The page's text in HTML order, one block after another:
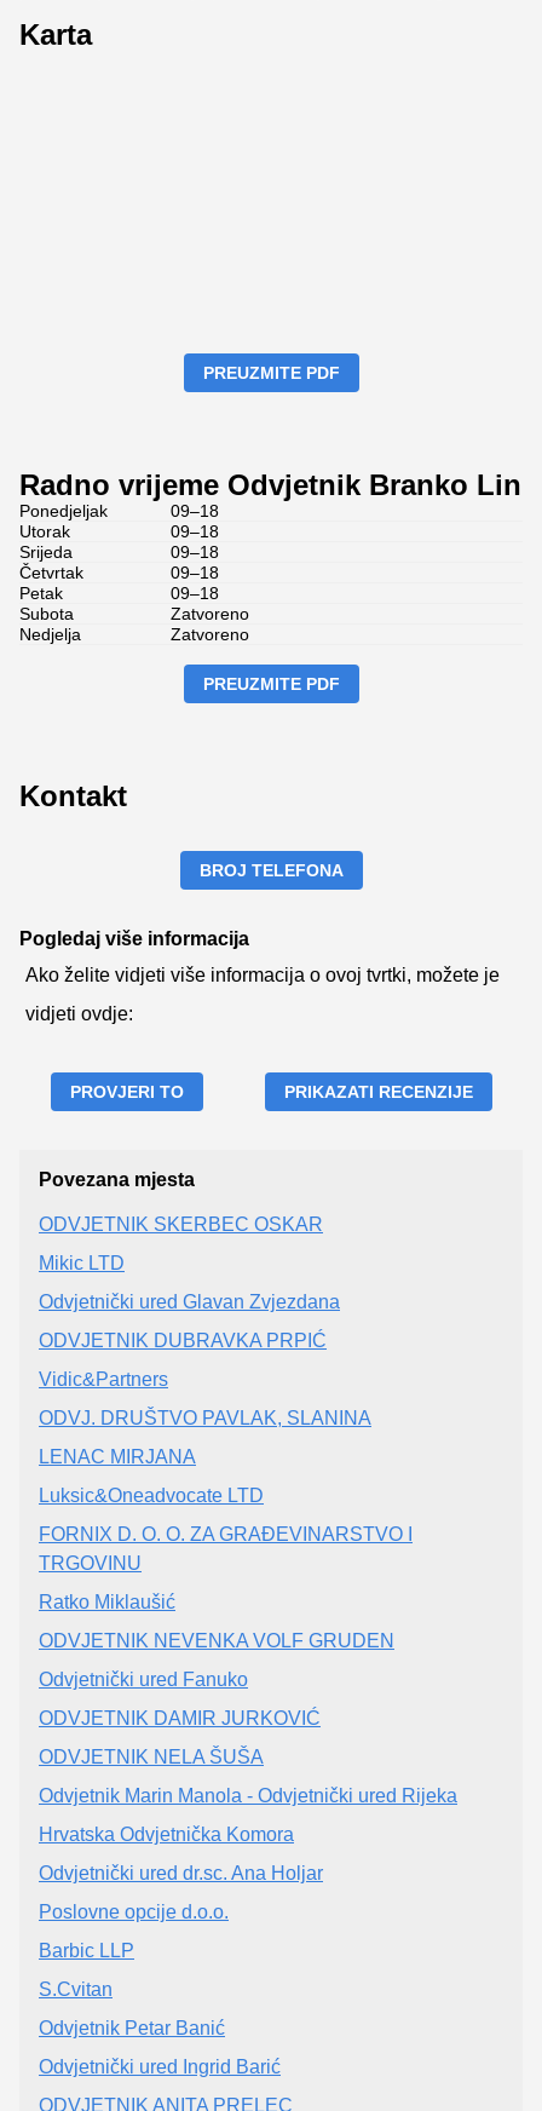
Karta
PREUZMITE PDF
Radno vrijeme Odvjetnik Branko Lin
Ponedjeljak
09–18
Utorak
09–18
Srijeda
09–18
Četvrtak
09–18
Petak
09–18
Subota
Zatvoreno
Nedjelja
Zatvoreno
PREUZMITE PDF
Kontakt
BROJ TELEFONA
Pogledaj više informacija
Ako želite vidjeti više informacija o ovoj tvrtki, možete je
vidjeti ovdje:
PROVJERI TO PRIKAZATI RECENZIJE
Povezana mjesta
ODVJETNIK SKERBEC OSKAR
Mikic LTD
Odvjetnički ured Glavan Zvjezdana
ODVJETNIK DUBRAVKA PRPIĆ
Vidic&Partners
ODVJ. DRUŠTVO PAVLAK, SLANINA
LENAC MIRJANA
Luksic&Oneadvocate LTD
FORNIX D. O. O. ZA GRAĐEVINARSTVO I
TRGOVINU
Ratko Miklaušić
ODVJETNIK NEVENKA VOLF GRUDEN
Odvjetnički ured Fanuko
ODVJETNIK DAMIR JURKOVIĆ
ODVJETNIK NELA ŠUŠA
Odvjetnik Marin Manola - Odvjetnički ured Rijeka
Hrvatska Odvjetnička Komora
Odvjetnički ured dr.sc. Ana Holjar
Poslovne opcije d.o.o.
Barbic LLP
S.Cvitan
Odvjetnik Petar Banić
Odvjetnički ured Ingrid Barić
ODVJETNIK ANITA PRELEC